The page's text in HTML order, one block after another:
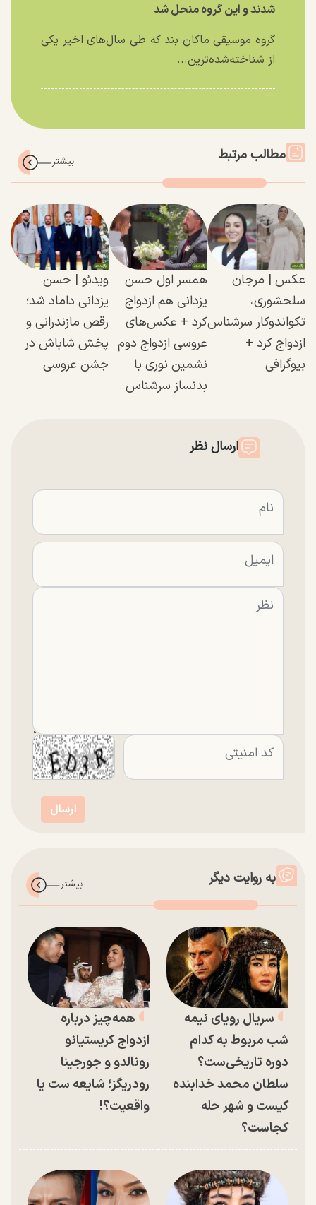
شدند و این گروه منحل شد
گروه موسیقی ماکان بند که طی سال‌های اخیر یکی
از شناخته‌شده‌ترین...
مطالب مرتبط
عکس | مرجان
سلحشوری،
تکواندوکار سرشناس
ازدواج کرد +
بیوگرافی
همسر اول حسن
یزدانی هم ازدواج
کرد + عکس‌های
عروسی ازدواج دوم
نشمین نوری با
بدنساز سرشناس
ویدئو | حسن
یزدانی داماد شد؛
رقص مازندرانی و
پخش شاباش در
جشن عروسی
ارسال نظر
به روایت دیگر
سریال رویای نیمه
شب مربوط به کدام
دوره تاریخی‌ست؟
سلطان محمد خدابنده
کیست و شهر حله
کجاست؟
همه‌چیز درباره
ازدواج کریستیانو
رونالدو و جورجینا
رودریگز؛ شایعه ست یا
واقعیت؟!